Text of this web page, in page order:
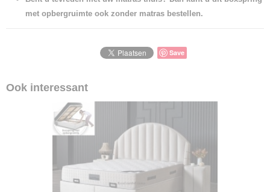
met opbergruimte ook zonder matras bestellen.
Save
Ook interessant